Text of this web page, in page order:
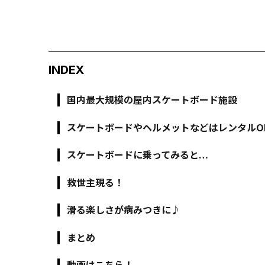
INDEX
国内最大規模の屋内スケートボード施設
スケートボードやヘルメットなどはレンタル
スケートボードに乗ってみると…
救世主現る！
滑る楽しさが病みつきに♪
まとめ